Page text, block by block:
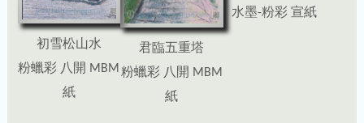
初雪松山水
粉蠟彩 八開 MBM
紙
君臨五重塔
粉蠟彩 八開 MBM
紙
水墨-粉彩 宣紙